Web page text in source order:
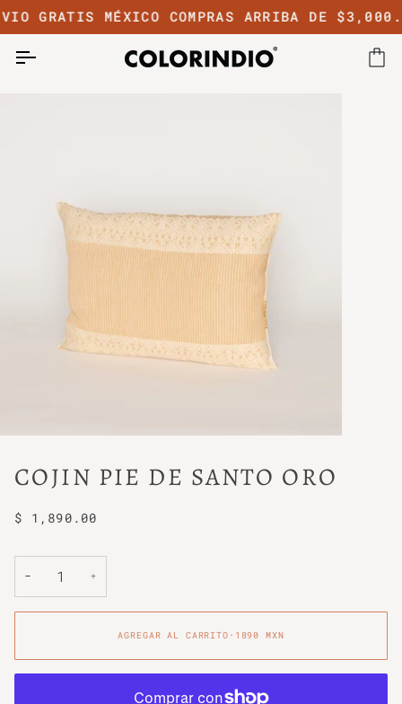
directamente
al
GRATIS MÉXICO COMPRAS ARRIBA DE
COJIN PIE DE SANTO ORO
$ 1,890.00
− +
AGREGAR AL CARRITO • 1890 MXN